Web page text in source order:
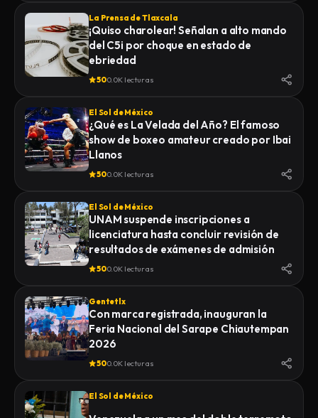
La Prensa de Tlaxcala
¡Quiso charolear! Señalan a alto mando
del C5i por choque en estado de
ebriedad
500.0K lecturas
El Sol de México
¿Qué es La Velada del Año? El famoso
show de boxeo amateur creado por Ibai
Llanos
500.0K lecturas
El Sol de México
UNAM suspende inscripciones a
licenciatura hasta concluir revisión de
resultados de exámenes de admisión
500.0K lecturas
Gentetlx
Con marca registrada, inauguran la
Feria Nacional del Sarape Chiautempan
2026
500.0K lecturas
El Sol de México